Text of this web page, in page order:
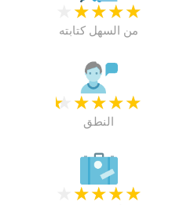
★
★
★
★
من السهل كتابته
★
★
★
★
★
النطق
★
★
★
★